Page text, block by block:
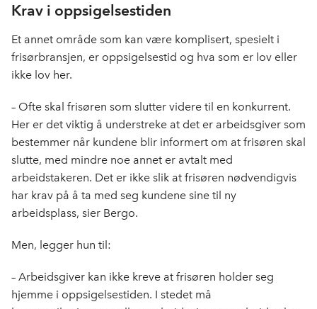
Krav i oppsigelsestiden
Et annet område som kan være komplisert, spesielt i
frisørbransjen, er oppsigelsestid og hva som er lov eller
ikke lov her.
– Ofte skal frisøren som slutter videre til en konkurrent.
Her er det viktig å understreke at det er arbeidsgiver som
bestemmer når kundene blir informert om at frisøren skal
slutte, med mindre noe annet er avtalt med
arbeidstakeren. Det er ikke slik at frisøren nødvendigvis
har krav på å ta med seg kundene sine til ny
arbeidsplass, sier Bergo.
Men, legger hun til:
– Arbeidsgiver kan ikke kreve at frisøren holder seg
hjemme i oppsigelsestiden. I stedet må